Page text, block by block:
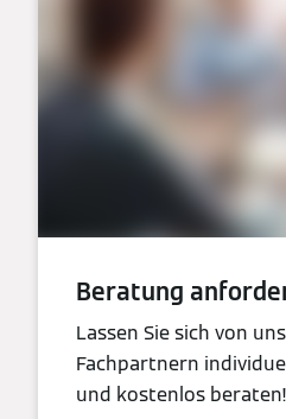
Beratung
Lassen Sie sich von
Fachpartnern
und kostenlos beraten!